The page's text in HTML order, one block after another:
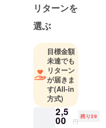
リターンを
選ぶ
目標金額
未達でも
リターン
が届きま
す(All-in
方式)
2,5
00 円
残り39